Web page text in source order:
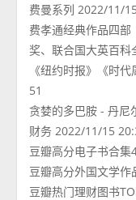
费曼系列 2022/11/
费孝通经典作品四
奖、联合国大英百科
《纽约时报》《时
51
贪婪的多巴胺 - 丹尼
财务 2022/11/15
豆瓣高分电子书合
豆瓣高分外国文学
豆瓣热门理财图书